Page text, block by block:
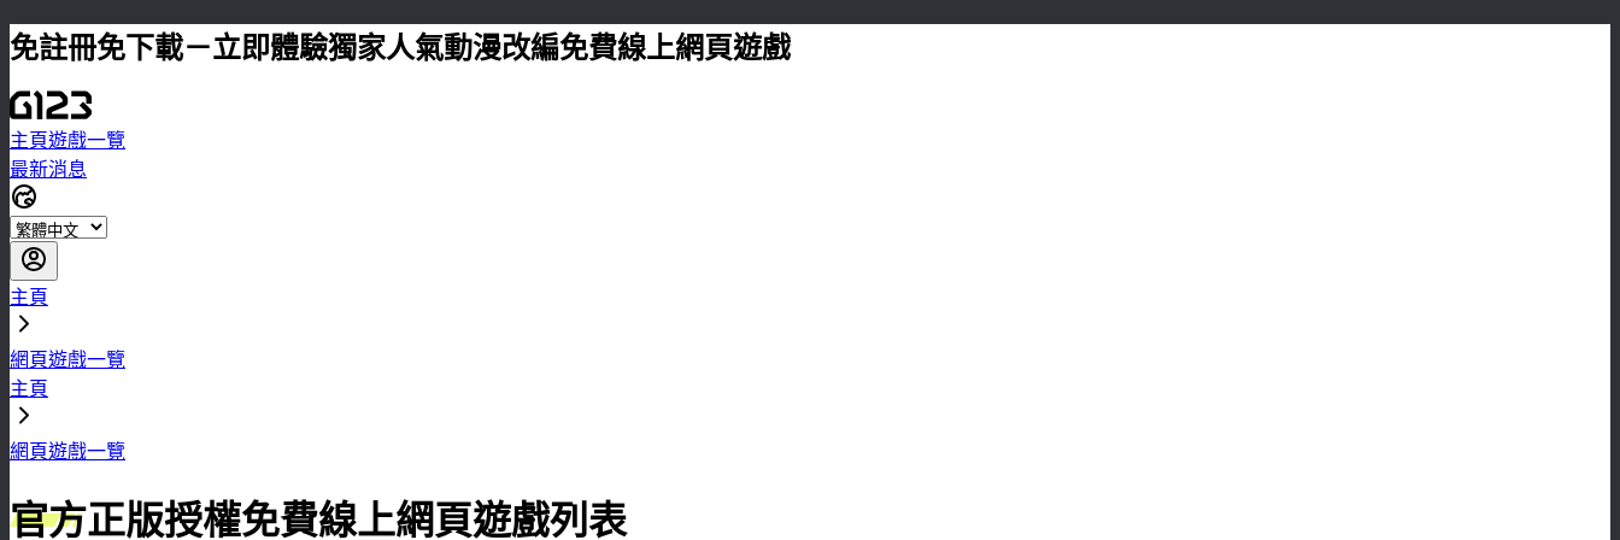
免註冊免下載－立即體驗獨家人氣動漫改編免費線上網頁遊戲
主頁遊戲一覽
最新消息
主頁
網頁遊戲一覽
主頁
網頁遊戲一覽
官方正版授權免費線上網頁遊戲列表